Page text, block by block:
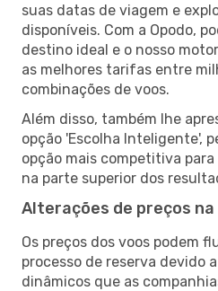
suas datas de viagem e
disponíveis. Com a Opodo,
destino ideal e o nosso
as melhores tarifas entre
combinações de voos.
Além disso, também lhe
opção 'Escolha Inteligente',
opção mais competitiva
na parte superior dos
Alterações de preços
Os preços dos voos podem
processo de reserva devido
dinâmicos que as